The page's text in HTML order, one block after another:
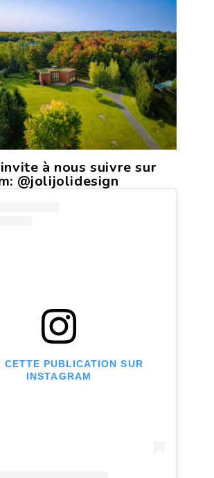
à nous suivre sur
@jolijolidesign
CETTE PUBLICATION SUR
INSTAGRAM